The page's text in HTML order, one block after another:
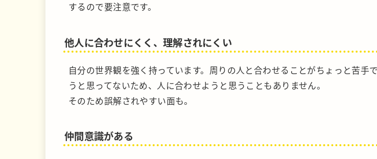
するので要注意です。
他人に合わせにくく、理解されにくい
自分の世界観を強く持っています。周りの人と合わせることがちょっと苦手
うと思ってないため、人に合わせようと思うこともありません。
そのため誤解されやすい面も。
仲間意識がある